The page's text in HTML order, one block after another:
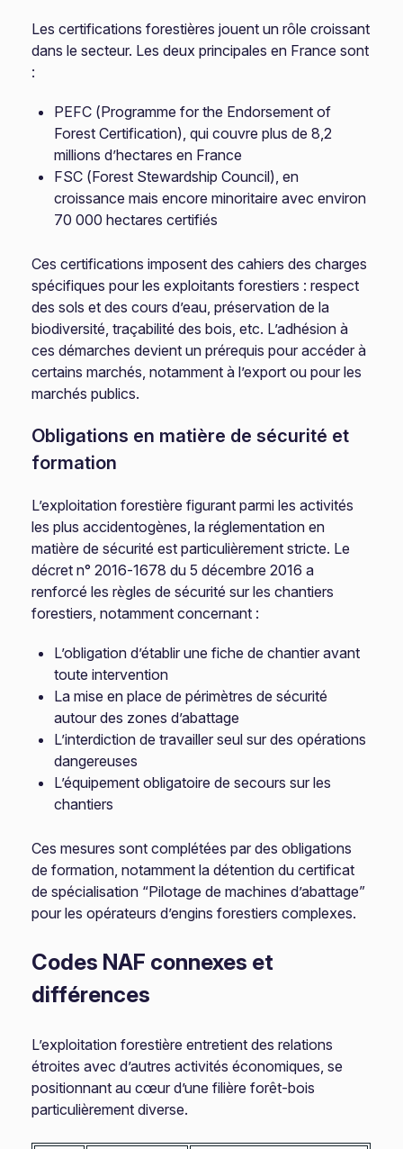
Les certifications forestières jouent un rôle croissant
dans le secteur. Les deux principales en France sont
:
PEFC (Programme for the Endorsement of
Forest Certification), qui couvre plus de 8,2
millions d’hectares en France
FSC (Forest Stewardship Council), en
croissance mais encore minoritaire avec environ
70 000 hectares certifiés
Ces certifications imposent des cahiers des charges
spécifiques pour les exploitants forestiers : respect
des sols et des cours d’eau, préservation de la
biodiversité, traçabilité des bois, etc. L’adhésion à
ces démarches devient un prérequis pour accéder à
certains marchés, notamment à l’export ou pour les
marchés publics.
Obligations en matière de sécurité et
formation
L’exploitation forestière figurant parmi les activités
les plus accidentogènes, la réglementation en
matière de sécurité est particulièrement stricte. Le
décret n° 2016-1678 du 5 décembre 2016 a
renforcé les règles de sécurité sur les chantiers
forestiers, notamment concernant :
L’obligation d’établir une fiche de chantier avant
toute intervention
La mise en place de périmètres de sécurité
autour des zones d’abattage
L’interdiction de travailler seul sur des opérations
dangereuses
L’équipement obligatoire de secours sur les
chantiers
Ces mesures sont complétées par des obligations
de formation, notamment la détention du certificat
de spécialisation “Pilotage de machines d’abattage”
pour les opérateurs d’engins forestiers complexes.
Codes NAF connexes et
différences
L’exploitation forestière entretient des relations
étroites avec d’autres activités économiques, se
positionnant au cœur d’une filière forêt-bois
particulièrement diverse.